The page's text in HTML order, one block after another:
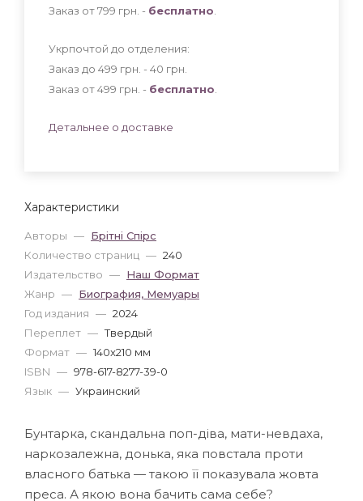
Характеристики
Авторы — Брітні Спірс
Количество страниц — 240
Издательство — Наш Формат
Жанр — Биография, Мемуары
Год издания — 2024
Переплет — Твердый
Формат — 140x210 мм
ISBN — 978-617-8277-39-0
Язык — Украинский
Заказ от 799 грн. - бесплатно
Укрпочтой до отделения:
Заказ до 499 грн. - 40 грн
Заказ от 499 грн. - бесплатно
Детальнее о доставке
Бунтарка, скандальна поп-діва, мати-невдаха,
наркозалежна, донька, яка повстала проти
власного батька — такою її показувала жовта
преса. А якою вона бачить сама себе?